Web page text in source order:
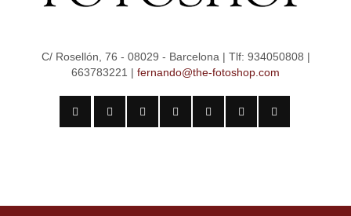
C/ Rosellón, 76 - 08029 - Barcelona | Tlf: 934050808 |
663783221 | fernando@the-fotoshop.com